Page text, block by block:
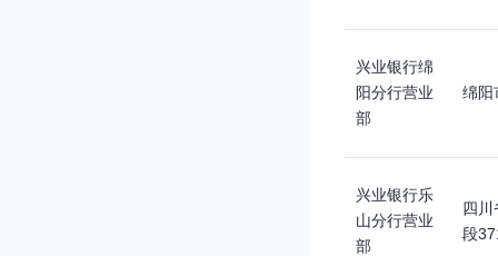
兴业银行绵
阳分行营业
部
绵阳
兴业银行乐
山分行营业
部
四川
段